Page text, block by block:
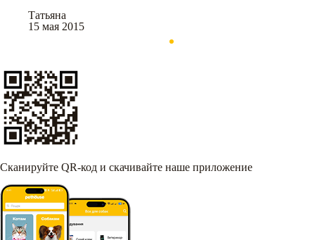
Татьяна
15 мая 2015
Сканируйте QR-код и скачивайте наше приложение